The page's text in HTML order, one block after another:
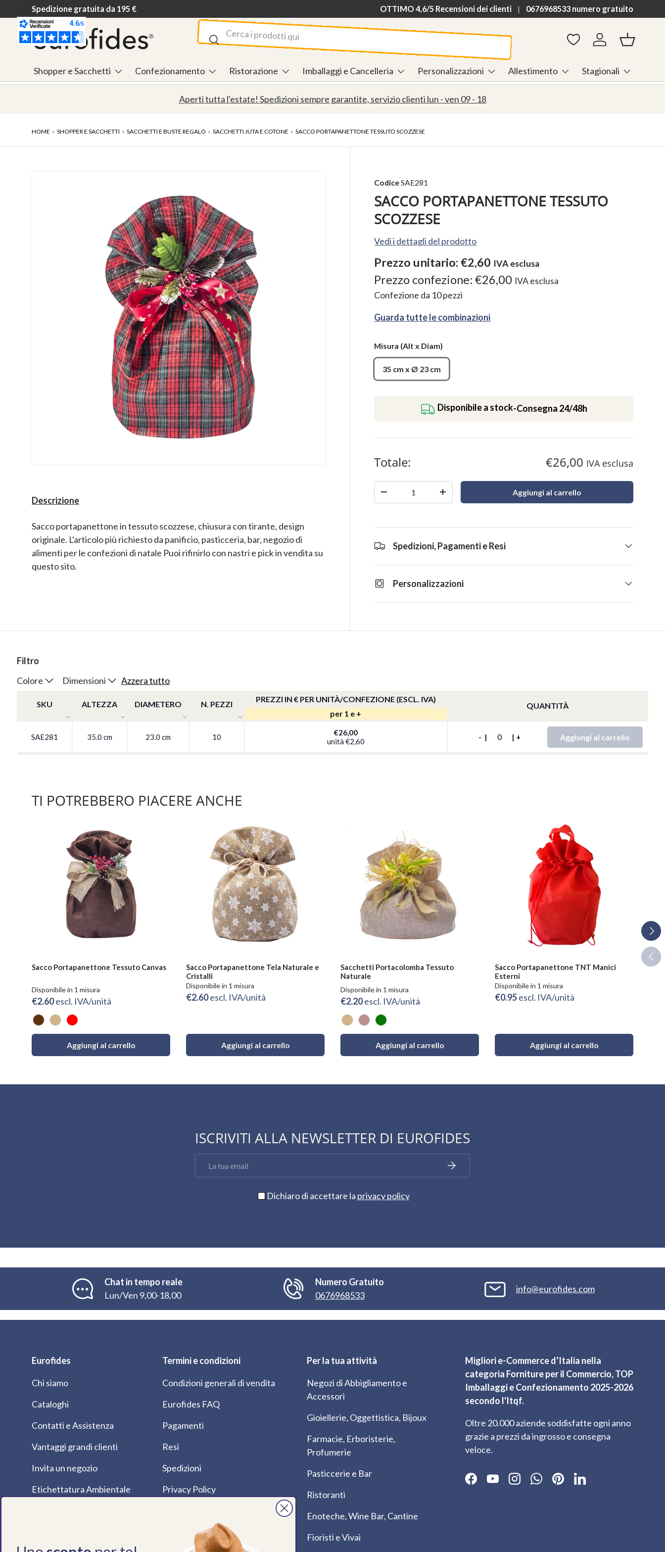
Passa ai contenuti
Consegna in 24/48h OTTIMO 4,6/5 Recensioni dei clienti 0676968533 numero gratuito
Cerca
Cerca AccediCestino
Shopper e Sacchetti Confezionamento Ristorazione Imballaggi e Cancelleria Personalizzazioni Allestimento Stagionali
Aperti tutta l'estate! Spedizioni sempre garantite, servizio clienti lun - ven 09 - 18
HOME › SHOPPER E SACCHETTI › SACCHETTI E BUSTE REGALO › SACCHETTI JUTA E COTONE › SACCO PORTAPANETTONE TESSUTO SCOZZESE
CodiceSAE281
SACCO PORTAPANETTONE TESSUTO
SCOZZESE
Vedi i dettagli del prodotto
Prezzo unitario: €2,60 IVA esclusa
Prezzo confezione:€26,00 IVA esclusa
Confezione da 10pezzi
Guarda tutte le combinazioni
Misura (Alt x Diam)
35 cm x Ø 23 cm
Disponibile a stock-Consegna 24/48h
Totale: €26,00 IVA esclusa
+ Aggiungi al carrello
Spedizioni, Pagamenti e Resi
Personalizzazioni
Descrizione
Sacco portapanettone in tessuto scozzese, chiusura con tirante, design
originale. L'articolo più richiesto da panificio, pasticceria, bar, negozio di
alimenti per le confezioni di natale Puoi rifinirlo con nastri e pick in vendita su
questo sito.
Filtro
Colore
Dimensioni Azzera tutto
SKU ALTEZZA DIAMETERO N. PEZZI
PREZZI IN € PER UNITÀ/CONFEZIONE (ESCL. IVA)
QUANTITÀ
per 1 e +
SAE281 35.0 cm 23.0 cm 10
€26,00
unità €2,60
- | | + Aggiungi al carrello
TI POTREBBERO PIACERE ANCHE
Sacco Portapanettone Tessuto Canvas
Disponibile in 1 misura
€2.60escl. IVA/unità
Marrone
Naturale
Rosso
Aggiungi al carrello
Sacco Portapanettone Tela Naturale e
Cristalli
Disponibile in 1 misura
€2.60escl. IVA/unità
Aggiungi al carrello
Sacchetti Portacolomba Tessuto
Naturale
Disponibile in 1 misura
€2.20escl. IVA/unità
Naturale
Rosa Antico
Verde
Aggiungi al carrello
Sacco Portapanettone TNT Manici
Esterni
Disponibile in 1 misura
€0.95escl. IVA/unità
Aggiungi al carrello
ISCRIVITI ALLA NEWSLETTER DI EUROFIDES
Iscriviti
Dichiaro di accettare la privacy policy
Chat in tempo reale
Lun/Ven 9,00-18,00
Numero Gratuito
0676968533
info@eurofides.com
Eurofides
Chi siamo
Cataloghi
Contatti e Assistenza
Vantaggi grandi clienti
Invita un negozio
Etichettatura Ambientale
Termini e condizioni
Condizioni generali di vendita
Eurofides FAQ
Pagamenti
Resi
Spedizioni
Privacy Policy
Per la tua attività
Negozi di Abbigliamento e
Accessori
Gioiellerie, Oggettistica, Bijoux
Farmacie, Erboristerie,
Profumerie
Pasticcerie e Bar
Ristoranti
Enoteche, Wine Bar, Cantine
Fioristi e Vivai
Migliori e-Commerce d’Italia nella
categoria Forniture per il Commercio, TOP
Imballaggi e Confezionamento 2025-2026
secondo l'Itqf.
Oltre 20.000 aziende soddisfatte ogni anno
grazie a prezzi da ingrosso e consegna
veloce.
Facebook
YouTubeInstagramWhatsApp
PinterestLinkedIn